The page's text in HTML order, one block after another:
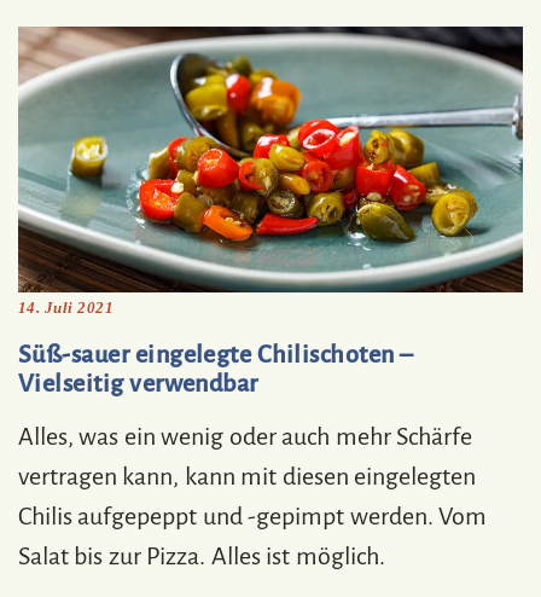
14. Juli 2021
Süß-sauer eingelegte Chilischoten –
Vielseitig verwendbar
Alles, was ein wenig oder auch mehr Schärfe
vertragen kann, kann mit diesen eingelegten
Chilis aufgepeppt und -gepimpt werden. Vom
Salat bis zur Pizza. Alles ist möglich.